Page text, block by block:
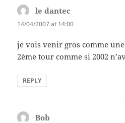
le dantec
14/04/2007 at 14:00
je vois venir gros comme
2ème tour comme si 2002
REPLY
Bob